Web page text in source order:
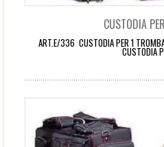
CUSTODIA
ART.E/336 CUSTODIA PER 1
CUSTODIA